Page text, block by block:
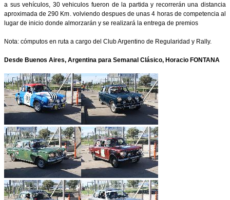
a sus vehículos, 30 vehiculos fueron de la partida y recorrerán una distancia
aproximada de 290 Km. volviendo despues de unas 4 horas de competencia al
lugar de inicio donde almorzarán y se realizará la entrega de premios
Nota: cómputos en ruta a cargo del Club Argentino de Regularidad y Rally.
Desde Buenos Aires, Argentina para Semanal Clásico, Horacio FONTANA